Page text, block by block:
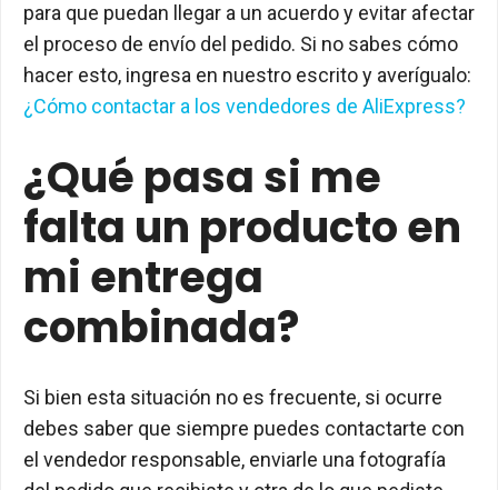
para que puedan llegar a un acuerdo y evitar afectar
el proceso de envío del pedido. Si no sabes cómo
hacer esto, ingresa en nuestro escrito y averígualo:
¿Cómo contactar a los vendedores de AliExpress?
¿Qué pasa si me
falta un producto en
mi entrega
combinada?
Si bien esta situación no es frecuente, si ocurre
debes saber que siempre puedes contactarte con
el vendedor responsable, enviarle una fotografía